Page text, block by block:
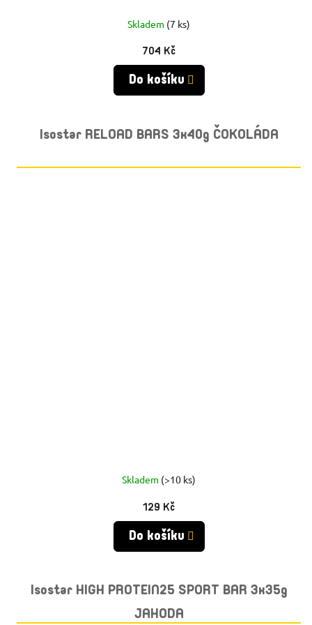
Skladem (7 ks)
704 Kč
Do košíku
Isostar RELOAD BARS 3x40g ČOKOLÁDA
Skladem (>10 ks)
129 Kč
Do košíku
Isostar HIGH PROTEIN25 SPORT BAR 3x35g
JAHODA